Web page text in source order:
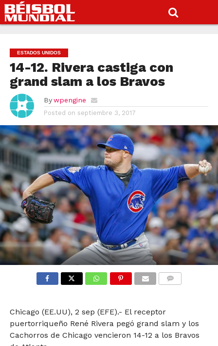
ESTADOS UNIDOS
14-12. Rivera castiga con
grand slam a los Bravos
By wpengine
Posted on septiembre 3, 2017
Chicago (EE.UU), 2 sep (EFE).- El receptor
puertorriqueño René Rivera pegó grand slam y los
Cachorros de Chicago vencieron 14-12 a los Bravos